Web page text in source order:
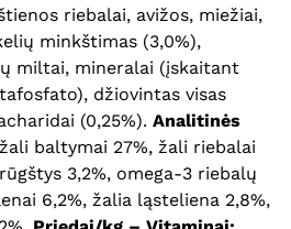
riebalai, avižos, miežiai,
minkštimas (3,0%),
miltai, mineralai (įskaitant
džiovintas visas
(0,25%). Analitinės
žali baltymai 27%, žali riebalai
3,2%, omega-3 riebalų
6,2%, žalia ląsteliena 2,8%,